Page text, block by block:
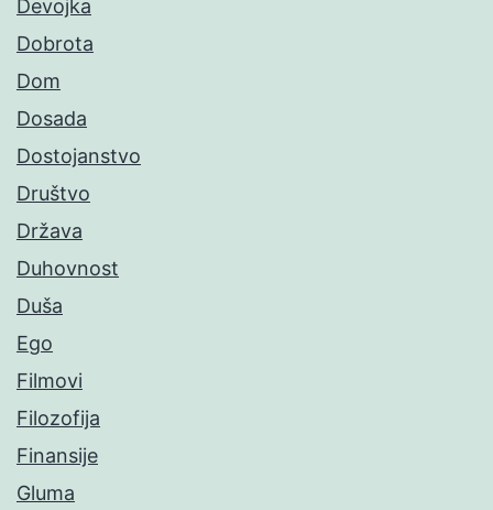
Devojka
Dobrota
Dom
Dosada
Dostojanstvo
Društvo
Država
Duhovnost
Duša
Ego
Filmovi
Filozofija
Finansije
Gluma